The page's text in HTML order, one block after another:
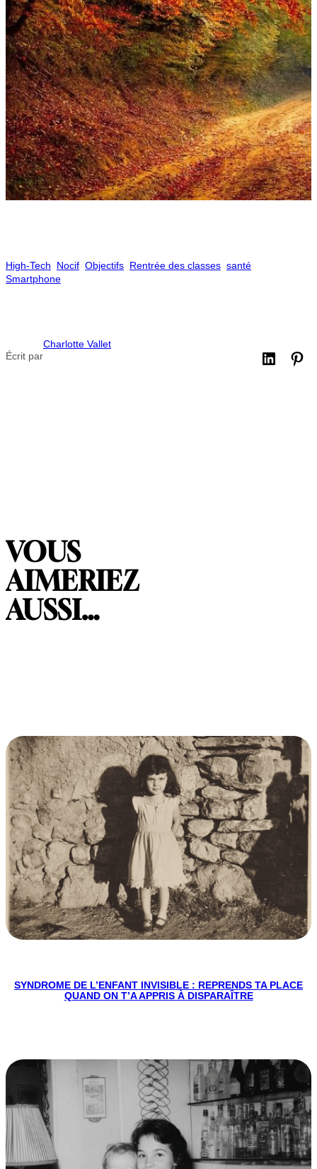
High-Tech Nocif Objectifs Rentrée des classes santé
Smartphone
Écrit par
Charlotte Vallet
VOUS
AIMERIEZ
AUSSI…
SYNDROME DE L’ENFANT INVISIBLE : REPRENDS TA PLACE
QUAND ON T’A APPRIS À DISPARAÎTRE